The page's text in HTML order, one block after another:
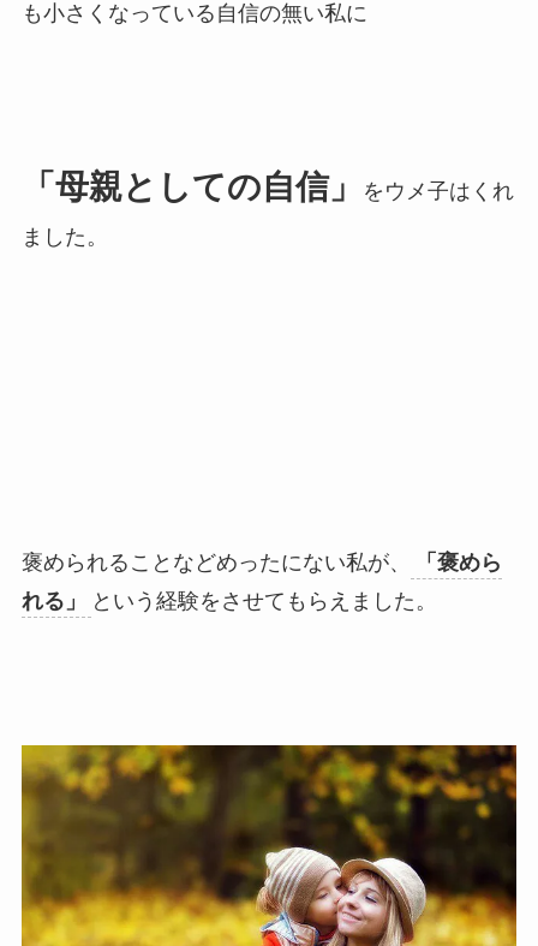
も小さくなっている自信の無い私に
「母親としての自信」
をウメ子はくれ
ました。
褒められることなどめったにない私が、
「褒めら
れる」
という経験をさせてもらえました。